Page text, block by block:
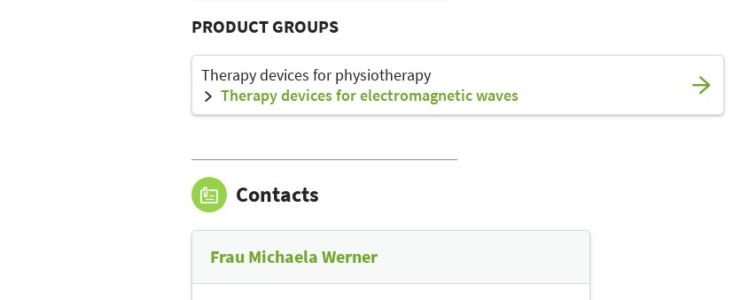
PRODUCT GROUPS
Therapy devices for physiotherapy
Therapy devices for electromagnetic waves
Contacts
Frau Michaela Werner